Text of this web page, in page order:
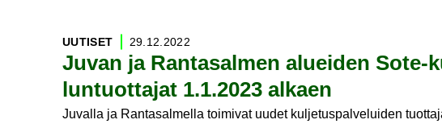
Juvan ja Ran­ta­sal­men aluei­den
lun­tuot­ta­jat 1.1.2023 al­kaen
UU­TI­SET 29.12.2022
Juvalla ja Rantasalmella toimivat uudet kuljetuspalveluiden